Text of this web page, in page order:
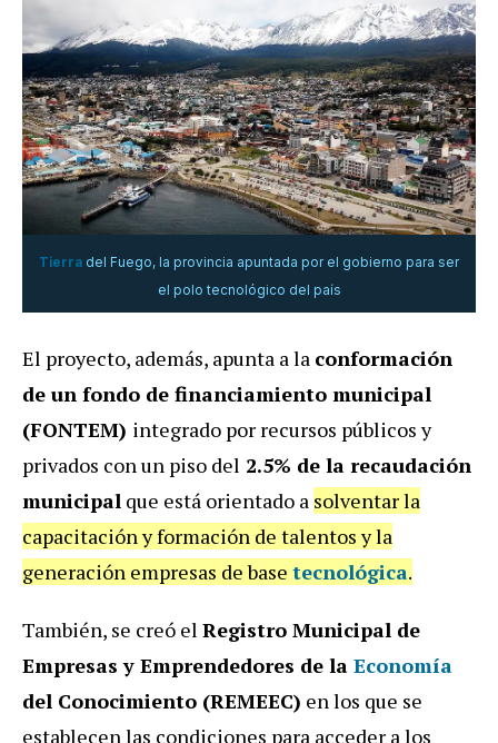
Tierra del Fuego, la provincia apuntada por el gobierno para ser
el polo tecnológico del país
El proyecto, además, apunta a la conformación
de un fondo de financiamiento municipal
(FONTEM) integrado por recursos públicos y
privados con un piso del 2.5% de la recaudación
municipal que está orientado a solventar la
capacitación y formación de talentos y la
generación empresas de base tecnológica.
También, se creó el Registro Municipal de
Empresas y Emprendedores de la Economía
del Conocimiento (REMEEC) en los que se
establecen las condiciones para acceder a los